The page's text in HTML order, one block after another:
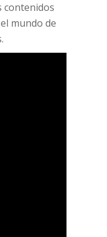
contenidos
mundo de